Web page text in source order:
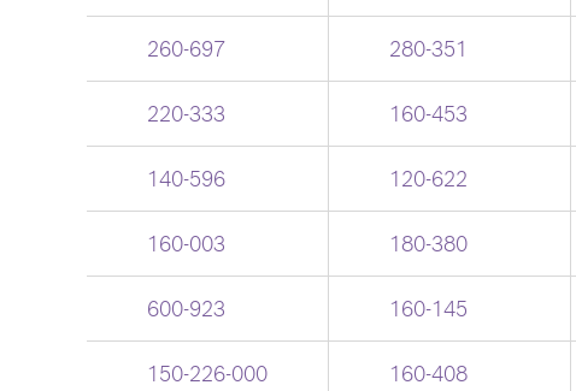
260-697 280-351
220-333 160-453
140-596 120-622
160-003 180-380
600-923 160-145
150-226-000 160-408